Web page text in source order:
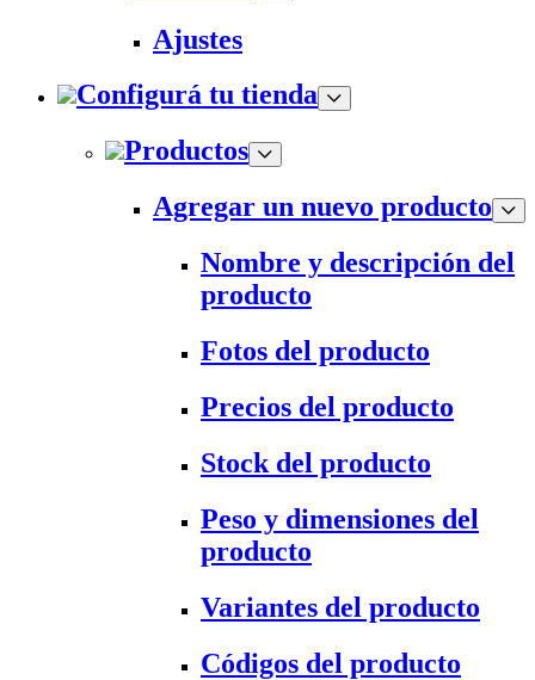
Ajustes
Configurá tu tienda
Productos
Agregar un nuevo producto
Nombre y descripción del
producto
Fotos del producto
Precios del producto
Stock del producto
Peso y dimensiones del
producto
Variantes del producto
Códigos del producto